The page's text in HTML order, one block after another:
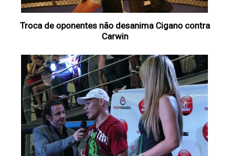
Troca de oponentes não desanima Cigano contra
Carwin